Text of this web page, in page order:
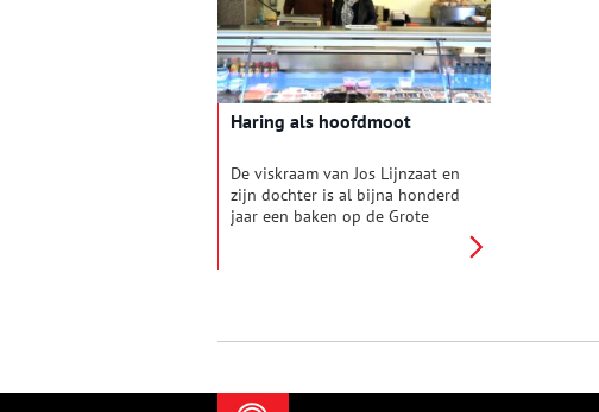
Haring als hoofdmoot
De viskraam van Jos Lijnzaat en
zijn dochter is al bijna honderd
jaar een baken op de Grote